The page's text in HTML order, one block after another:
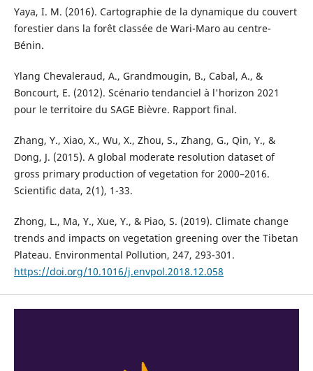
Yaya, I. M. (2016). Cartographie de la dynamique du couvert
forestier dans la forêt classée de Wari-Maro au centre-
Bénin.
Ylang Chevaleraud, A., Grandmougin, B., Cabal, A., &
Boncourt, E. (2012). Scénario tendanciel à l'horizon 2021
pour le territoire du SAGE Bièvre. Rapport final.
Zhang, Y., Xiao, X., Wu, X., Zhou, S., Zhang, G., Qin, Y., &
Dong, J. (2015). A global moderate resolution dataset of
gross primary production of vegetation for 2000–2016.
Scientific data, 2(1), 1-33.
Zhong, L., Ma, Y., Xue, Y., & Piao, S. (2019). Climate change
trends and impacts on vegetation greening over the Tibetan
Plateau. Environmental Pollution, 247, 293-301.
https://doi.org/10.1016/j.envpol.2018.12.058